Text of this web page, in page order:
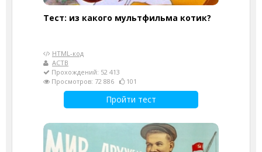
Тест: из какого мультфильма котик?
HTML-код
АСТВ
Прохождений: 52 413
Просмотров: 72 886
101
Пройти тест